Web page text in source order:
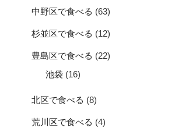
中野区で食べる (63)
杉並区で食べる (12)
豊島区で食べる (22)
池袋 (16)
北区で食べる (8)
荒川区で食べる (4)